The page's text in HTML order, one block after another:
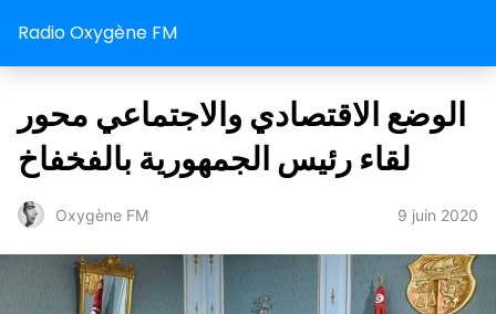
Radio Oxygène FM
الوضع الاقتصادي والاجتماعي محور
لقاء رئيس الجمهورية بالفخفاخ
Oxygène FM 9 juin 2020